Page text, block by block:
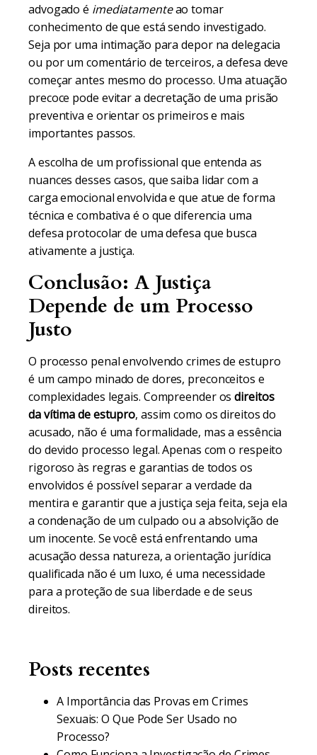
advogado é imediatamenteao tomar
conhecimento de que está sendo investigado.
Seja por uma intimação para depor na delegacia
ou por um comentário de terceiros, a defesa deve
começar antes mesmo do processo. Uma atuação
precoce pode evitar a decretação de uma prisão
preventiva e orientar os primeiros e mais
importantes passos.
A escolha de um profissional que entenda as
nuances desses casos, que saiba lidar com a
carga emocional envolvida e que atue de forma
técnica e combativa é o que diferencia uma
defesa protocolar de uma defesa que busca
ativamente a justiça.
Conclusão: A Justiça
Depende de um Processo
Justo
O processo penal envolvendo crimes de estupro
é um campo minado de dores, preconceitos e
complexidades legais. Compreender osdireitos
da vítima de estupro, assim como os direitos do
acusado, não é uma formalidade, mas a essência
do devido processo legal. Apenas com o respeito
rigoroso às regras e garantias de todos os
envolvidos é possível separar a verdade da
mentira e garantir que a justiça seja feita, seja ela
a condenação de um culpado ou a absolvição de
um inocente. Se você está enfrentando uma
acusação dessa natureza, a orientação jurídica
qualificada não é um luxo, é uma necessidade
para a proteção de sua liberdade e de seus
direitos.
Posts recentes
A Importância das Provas em Crimes
Sexuais: O Que Pode Ser Usado no
Processo?